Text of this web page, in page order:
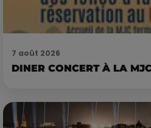
7 août 2026
DINER CONCERT À LA